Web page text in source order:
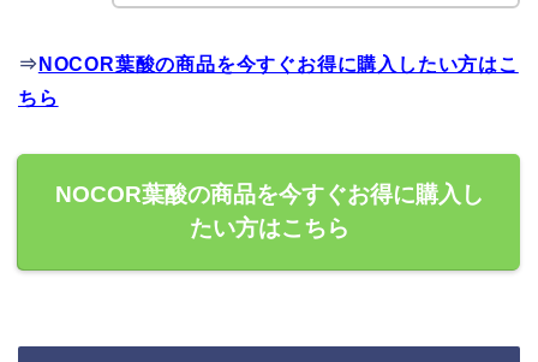
⇒ NOCOR葉酸の商品を今すぐお得に購入したい方はこ
ちら
NOCOR葉酸の商品を今すぐお得に購入し
たい方はこちら